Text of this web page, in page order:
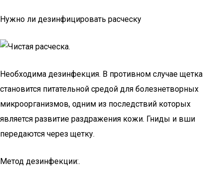
Нужно ли дезинфицировать расческу
Необходима дезинфекция. В противном случае щетка
становится питательной средой для болезнетворных
микроорганизмов, одним из последствий которых
является развитие раздражения кожи. Гниды и вши
передаются через щетку.
Метод дезинфекции:.